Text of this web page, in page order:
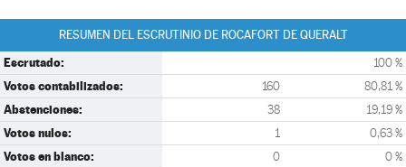
RESUMEN DEL ESCRUTINIO DE ROCAFORT DE QUERALT
Escrutado: 100 %
Votos contabilizados: 160 80,81 %
Abstenciones: 38 19,19 %
Votos nulos: 1 0,63 %
Votos en blanco: 0 0 %